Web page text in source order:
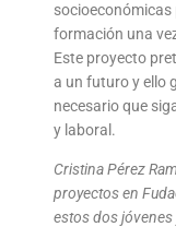
formación una
Este proyecto
a un futuro y ello
necesario que
y laboral.
Cristina Pérez
proyectos en
estos dos jóvenes